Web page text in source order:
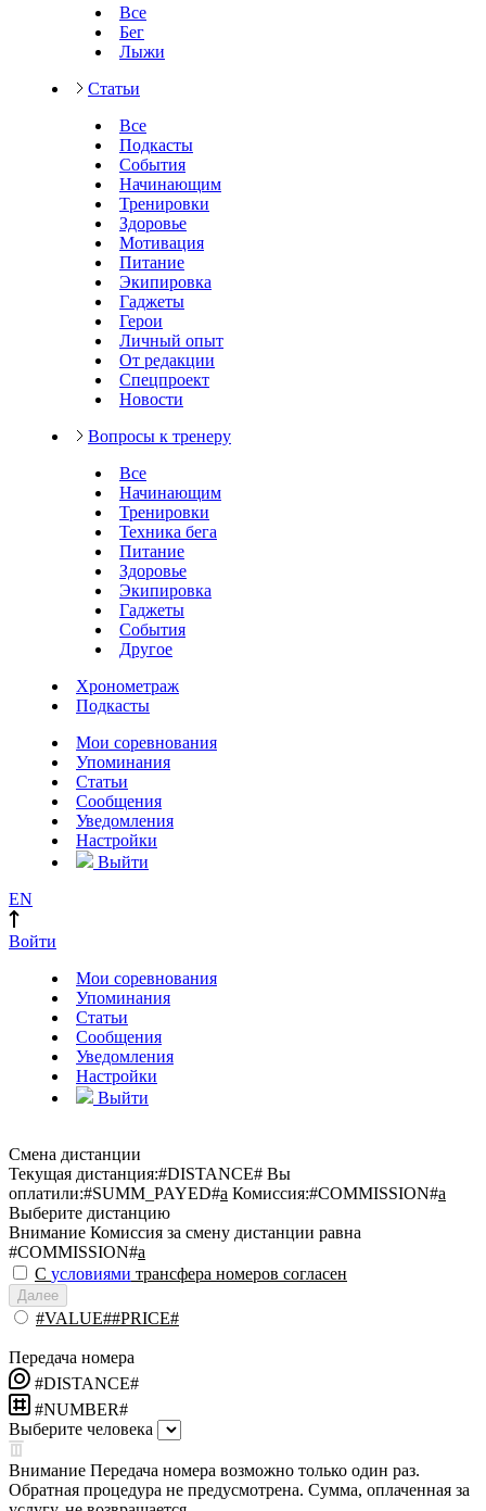
Все
Бег
Лыжи
Статьи
Все
Подкасты
События
Начинающим
Тренировки
Здоровье
Мотивация
Питание
Экипировка
Гаджеты
Герои
Личный опыт
От редакции
Спецпроект
Новости
Вопросы к тренеру
Все
Начинающим
Тренировки
Техника бега
Питание
Здоровье
Экипировка
Гаджеты
События
Другое
Хронометраж
Подкасты
Мои соревнования
Упоминания
Статьи
Сообщения
Уведомления
Настройки
Выйти
EN
Войти
Мои соревнования
Упоминания
Статьи
Сообщения
Уведомления
Настройки
Выйти
Смена дистанции
Текущая дистанция:#DISTANCE# Вы
оплатили:#SUMM_PAYED#a Комиссия:#COMMISSION#a
Выберите дистанцию
Внимание Комиссия за смену дистанции равна
#COMMISSION#a
С условиями трансфера номеров согласен
Далее
#VALUE##PRICE#
Передача номера
#DISTANCE#
#NUMBER#
Выберите человека
Внимание Передача номера возможно только один раз.
Обратная процедура не предусмотрена. Сумма, оплаченная за